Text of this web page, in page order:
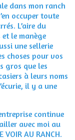
dans mon ranch
occuper toute
L’aire du
le manège
une sellerie
choses pour vos
gros que les
à leurs noms
il y a une
continue
avec moi au
VOIR AU RANCH.